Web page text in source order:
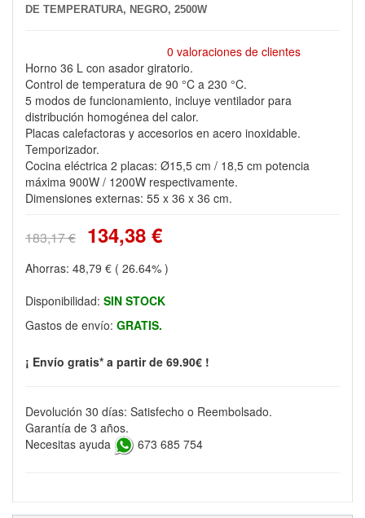
DE TEMPERATURA, NEGRO, 2500W
0 valoraciones de clientes
Horno 36 L con asador giratorio.
Control de temperatura de 90 °C a 230 °C.
5 modos de funcionamiento, incluye ventilador para
distribución homogénea del calor.
Placas calefactoras y accesorios en acero inoxidable.
Temporizador.
Cocina eléctrica 2 placas: Ø15,5 cm / 18,5 cm potencia
máxima 900W / 1200W respectivamente.
Dimensiones externas: 55 x 36 x 36 cm.
183,17 € 134,38 €
Ahorras: 48,79 € ( 26.64% )
Disponibilidad: SIN STOCK
Gastos de envío: GRATIS.
¡ Envío gratis* a partir de 69.90€ !
Devolución 30 días: Satisfecho o Reembolsado.
Garantía de 3 años.
Necesitas ayuda
673 685 754